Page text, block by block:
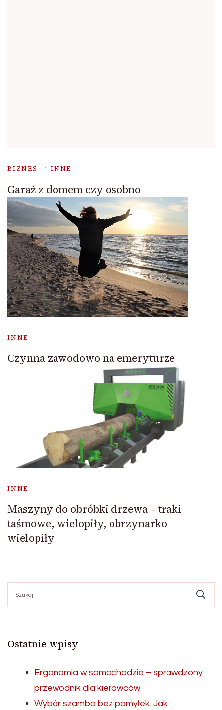
BIZNES INNE
Garaż z domem czy osobno
INNE
Czynna zawodowo na emeryturze
INNE
Maszyny do obróbki drzewa – traki
taśmowe, wielopiły, obrzynarko
wielopiły
Ostatnie wpisy
Ergonomia w samochodzie – sprawdzony
przewodnik dla kierowców
Wybór szamba bez pomyłek. Jak